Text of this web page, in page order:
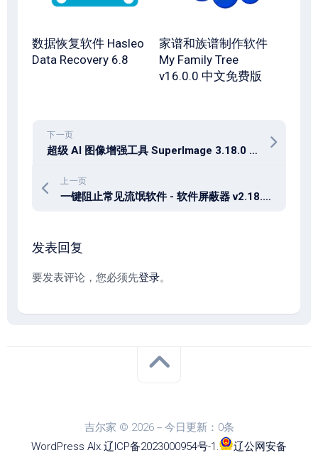
数据恢复软件 Hasleo
Data Recovery 6.8
家谱和族谱制作软件
My Family Tree
v16.0.0 中文免费版
下一页
超级 AI 图像增强工具 SuperImage 3.18.0 x64 中文绿色免费版
上一页
一键阻止常见流氓软件 - 软件屏蔽器 v2.18.0 单文件版
发表回复
要发表评论，您必须先登录。
吉尔家 © 2026－今日更新：0条
WordPress Alx.辽ICP备2023000954号-1 . 辽公网安备